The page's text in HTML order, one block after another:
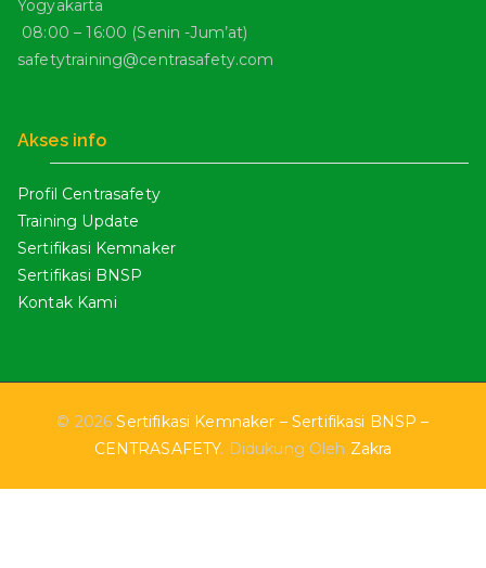
Yogyakarta
08:00 – 16:00 (Senin -Jum’at)
safetytraining@centrasafety.com
Akses info
Profil Centrasafety
Training Update
Sertifikasi Kemnaker
Sertifikasi BNSP
Kontak Kami
© 2026Sertifikasi Kemnaker – Sertifikasi BNSP –
CENTRASAFETY. Didukung Oleh Zakra